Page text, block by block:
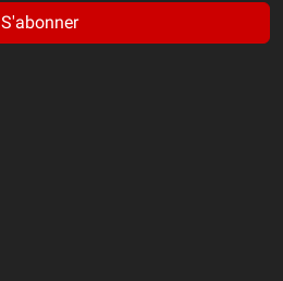
S'abonner